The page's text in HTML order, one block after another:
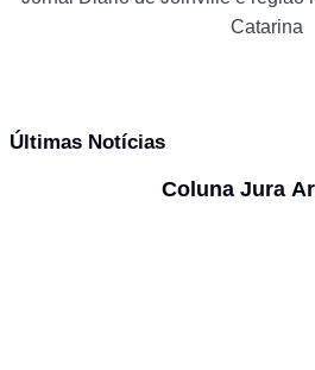
Catarina
Últimas Notícias
Coluna Jura